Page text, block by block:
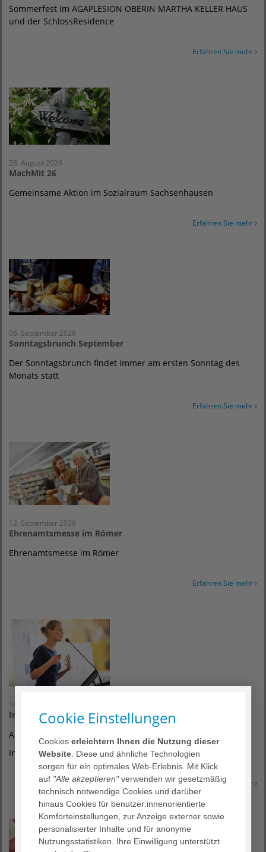
Sommerfest im AGAPLESION OBERIN MARTHA KELLER HAUS
und der SchlossResidence
Erfahren Sie mehr
28. August 2026
MachMit 26
Gemeinsame Aktion im Sozialraum Sachsenhausen
Erfahren Sie mehr
06. September 2026
Sonntagsbrunch September
Der Sonntagsbrunch findet immer am ersten Sonntag des
Monats statt
Erfahren Sie mehr
12. September 2026
Ehrenamtsmesse im Römer
Ehrenamtsmesse im Römer
Erfahren Sie mehr
14. September 2026
Infoabend
AKTIONSWOCHEN ÄLTERWERDEN
Infoabend zu unseren Quartiersprojekten
Erfahren Sie mehr
Cookie Einstellungen
Cookieserleichtern Ihnen die Nutzung dieser
Website . Diese und ähnliche Technologien
sorgen für ein optimales Web-Erlebnis. Mit Klick
auf "Alle akzeptieren"verwenden wir gesetzmäßig
technisch notwendige Cookies und darüber
hinaus Cookies für benutzer:innenorientierte
Komforteinstellungen, zur Anzeige externer sowie
personalisierter Inhalte und für anonyme
Nutzungsstatistiken. Ihre Einwilligung unterstützt